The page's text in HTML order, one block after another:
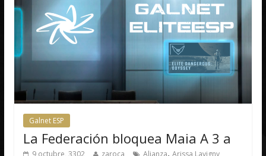
Galnet ESP
La Federación bloquea Maia A 3 a
,